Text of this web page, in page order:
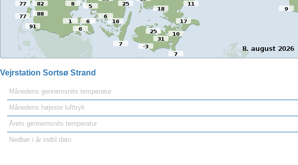
Vejrstation Sortsø Strand
Månedens gennemsnits temperatur
Månedens højeste lufttryk
Årets gennemsnits temperatur
Nedbør i år indtil dato